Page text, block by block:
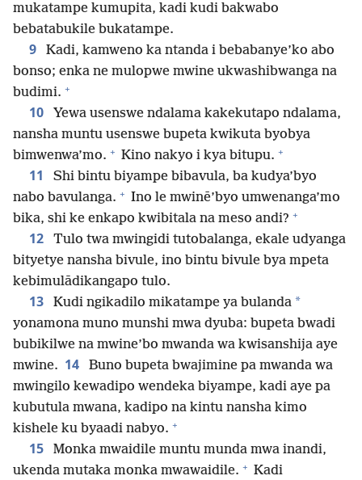
mukatampe kumupita, kadi kudi bakwabo
bebatabukile bukatampe.
9
Kadi, kamweno ka ntanda i bebabanye’ko abo
bonso; enka ne mulopwe mwine ukwashibwanga na
budimi. +
10
Yewa usenswe ndalama kakekutapo ndalama,
nansha muntu usenswe bupeta kwikuta byobya
bimwenwa’mo. + Kino nakyo i kya bitupu. +
11
Shi bintu biyampe bibavula, ba kudya’byo
nabo bavulanga. + Ino le mwinē’byo umwenanga’mo
bika, shi ke enkapo kwibitala na meso andi? +
12
Tulo twa mwingidi tutobalanga, ekale udyanga
bityetye nansha bivule, ino bintu bivule bya mpeta
kebimulādikangapo tulo.
13 Kudi ngikadilo mikatampe ya bulanda *
yonamona muno munshi mwa dyuba: bupeta bwadi
bubikilwe na mwine’bo mwanda wa kwisanshija aye
mwine. 14
Buno bupeta bwajimine pa mwanda wa
mwingilo kewadipo wendeka biyampe, kadi aye pa
kubutula mwana, kadipo na kintu nansha kimo
kishele ku byaadi nabyo. +
15
Monka mwaidile muntu munda mwa inandi,
ukenda mutaka monka mwawaidile. + Kadi